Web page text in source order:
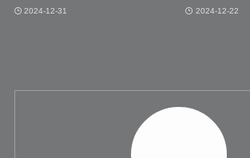
2024-12-31 2024-12-22